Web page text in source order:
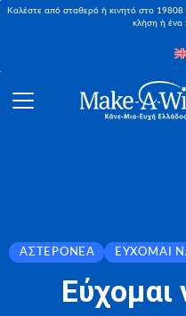
Καλέστε από σταθερό ή κινητό στο
κλήση ή ένα
ΑΣΤΕΡΟΝΈΑ ΕΎΧΟΜΑΙ